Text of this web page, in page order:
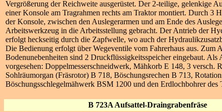
Vergrößerung der Reichweite ausgerüstet. Der 2-teilige, gelenkige
einer Konsole am Tragrahmen rechts am Traktor montiert. Durch 3
der Konsole, zwischen den Auslegerarmen und am Ende des
Arbeitswerkzeug in die Arbeitsstellung gebracht. Der Antrieb der
erfolgt heckseitig durch die Zapfwelle, wo auch der
Die Bedienung erfolgt über Wegeventile vom Fahrerhaus aus. Zum
Bodenunebenheiten sind 2 Druckflüssigkeitsspeicher eingebaut. Als
vorgesehen: Doppelmesserschneidwerk, Mähkorb E 148, 3 versch.
Sohlräumorgan (Fräsrotor) B 718, Böschungsrechen B 713,
Böschungsschlegelmähwerk BSM 1200 und den Erdlochbohrer des
B 723A Aufsattel-Draingrabenfräse